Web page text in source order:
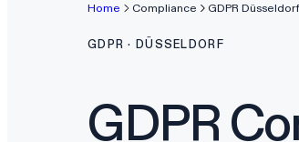
Home Compliance GDPR Düsseldorf
GDPR · DÜSSELDORF
GDPR